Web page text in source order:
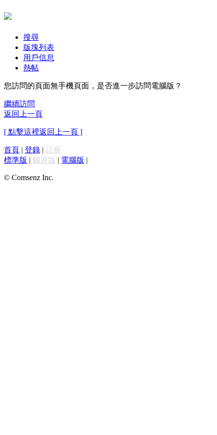
搜尋
版塊列表
用戶信息
熱帖
您訪問的頁面無手機頁面，是否進一步訪問電腦版？
繼續訪問
返回上一頁
[ 點擊這裡返回上一頁 ]
首頁 | 登錄 | 註冊
標準版 | 觸屏版 | 電腦版 |
© Comsenz Inc.